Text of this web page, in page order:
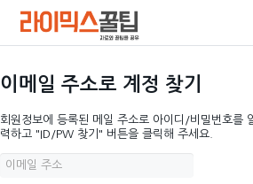
이메일 주소로 계정 찾기
회원정보에 등록된 메일 주소로 아이디/비밀번호를
력하고 "ID/PW 찾기" 버튼을 클릭해 주세요.